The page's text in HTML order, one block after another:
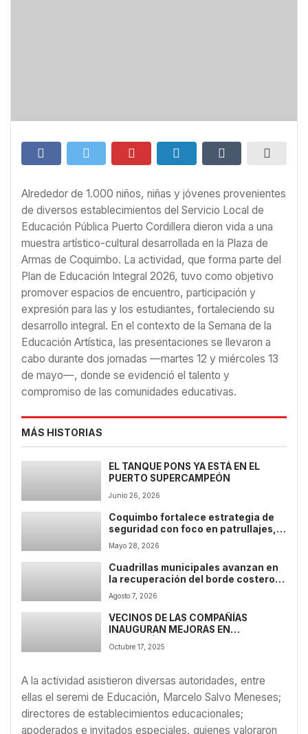
Alrededor de 1.000 niños, niñas y jóvenes provenientes
de diversos establecimientos del Servicio Local de
Educación Pública Puerto Cordillera dieron vida a una
muestra artístico-cultural desarrollada en la Plaza de
Armas de Coquimbo. La actividad, que forma parte del
Plan de Educación Integral 2026, tuvo como objetivo
promover espacios de encuentro, participación y
expresión para las y los estudiantes, fortaleciendo su
desarrollo integral. En el contexto de la Semana de la
Educación Artística, las presentaciones se llevaron a
cabo durante dos jornadas —martes 12 y miércoles 13
de mayo—, donde se evidenció el talento y
compromiso de las comunidades educativas.
MÁS HISTORIAS
EL TANQUE PONS YA ESTÁ EN EL
PUERTO SUPERCAMPEÓN
Junio 26, 2026
Coquimbo fortalece estrategia de
seguridad con foco en patrullajes,
fiscalización y trabajo
interinstitucional
Mayo 28, 2026
Cuadrillas municipales avanzan en
la recuperación del borde costero
de Coquimbo tras las lluvias
Agosto 7, 2026
VECINOS DE LAS COMPAÑÍAS
INAUGURAN MEJORAS EN
EMBLEMÁTICA PLAZA DEL SECTOR
Octubre 17, 2025
A la actividad asistieron diversas autoridades, entre
ellas el seremi de Educación, Marcelo Salvo Meneses;
directores de establecimientos educacionales;
apoderados e invitados especiales, quienes valoraron